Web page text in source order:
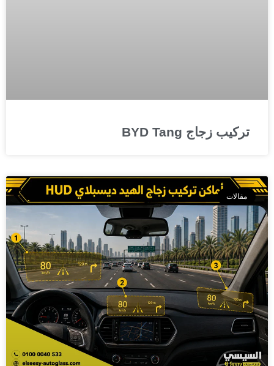
تركيب زجاج BYD Tang
مقالات